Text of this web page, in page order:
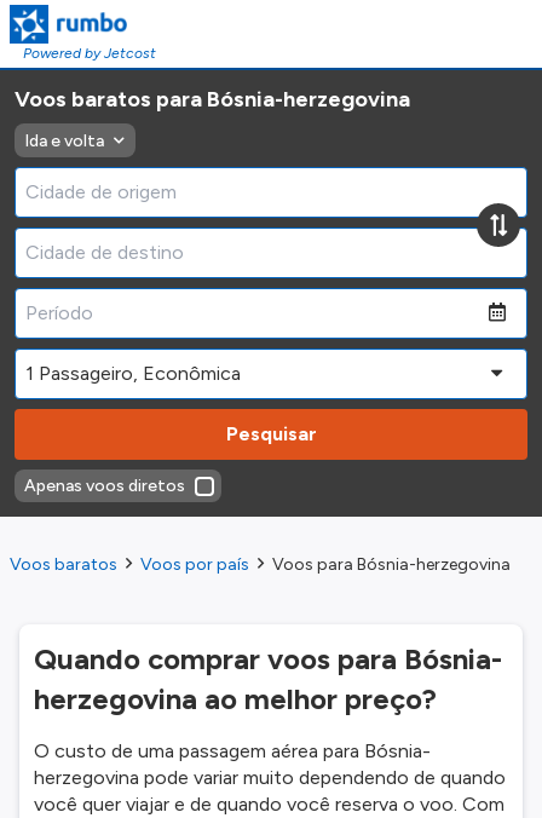
Powered by Jetcost
Voos baratos para Bósnia-herzegovina
Ida e volta
Pesquisar
Apenas voos diretos
Voos baratos Voos por país Voos para Bósnia-herzegovina
Quando comprar voos para Bósnia-
herzegovina ao melhor preço?
O custo de uma passagem aérea para Bósnia-
herzegovina pode variar muito dependendo de quando
você quer viajar e de quando você reserva o voo. Com